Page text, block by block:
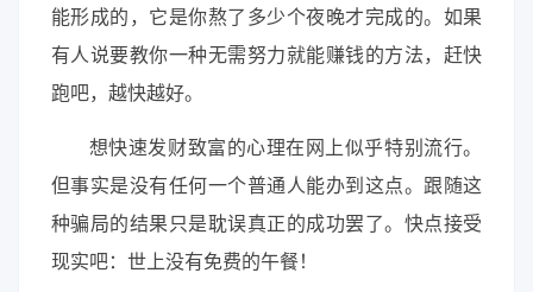
能形成的，它是你熬了多少个夜晚才完成的。如果
有人说要教你一种无需努力就能赚钱的方法，赶快
跑吧，越快越好。
想快速发财致富的心理在网上似乎特别流行。
但事实是没有任何一个普通人能办到这点。跟随这
种骗局的结果只是耽误真正的成功罢了。快点接受
现实吧：世上没有免费的午餐！